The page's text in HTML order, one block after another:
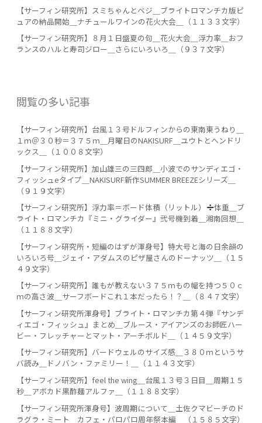
【サーフィン研究所】スミちゃんとベジ＿ブライトロマンチカ版ピ
ュアの納品開始＿ナチュールワインの花火大会＿（１１３３文字）
【サーフィン研究所】８月１日盛夏の句＿花火大会＿浮力率＿おフ
ランスのハルと寿司ジロー＿さらにいろいろ＿（９３７文字）
閲覧の多い記事
【サーフィン研究所】台風１３号ドルフィンからの東南東うねり＿
１ｍ＠３０秒＝３７５ｍ＿月曜日のNAKISURF＿ユウトとヘンドリ
ックス＿（１００８文字）
【サーフィン研究所】加山雄三の三四郎＿小波でのサンディエゴ・
フィッシュeタイプ＿NAKISURF新作SUMMER BREEZEシリーズ＿
（９１９文字）
【サーフィン研究所】浮力率＝ボード体積（リットル）
️体重＿ブ
ライト・ロマンチカ『ミニ・グライダー』弐号機到着＿湘南回想＿
（１１８８文字）
【サーフィン研究所・短編のはずが渾身号】特大号と海の日余韻の
いろいろ号＿ジェイ・アダムスのピザ屋さんのドーナッツ＿（１５
４９文字）
【サーフィン研究所】誰もが教えない３７５ｍもの幅を持つ５０ｃ
ｍの高さ波＿サーフボードこれ１本だったら！？＿（８４７文字）
【サーフィン研究所渾身号】ブライト・ロマンチカ第４弾『サンデ
ィエゴ・フィッシュ』まとめ＿ブルース・アイアンズのお師匠ハー
ビー・フレッチャーとマット・アーチボルド＿（１４５９文字）
【サーフィン研究所】バードウェルのサイズ感＿３８０ｍというサ
バ読み＿ドノバン・ファミリー！＿（１１４３文字）
【サーフィン研究所】feel the wing＿台風１３号３日目＿周期１５
秒＿アボカド黒酢麺アルファ＿（１１８８文字）
【サーフィン研究所渾身号】波周期について＿土佐クマビーチのド
ラグラ・ミート＿カフェ・パロパロ周年祭本編＿（１５８５文字）